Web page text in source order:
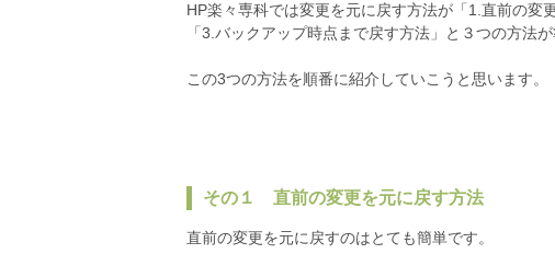
HP楽々専科では変更を元に戻す方法が「1.直前の変
「3.バックアップ時点まで戻す方法」と３つの方法が
この3つの方法を順番に紹介していこうと思います。
その１ 直前の変更を元に戻す方法
直前の変更を元に戻すのはとても簡単です。